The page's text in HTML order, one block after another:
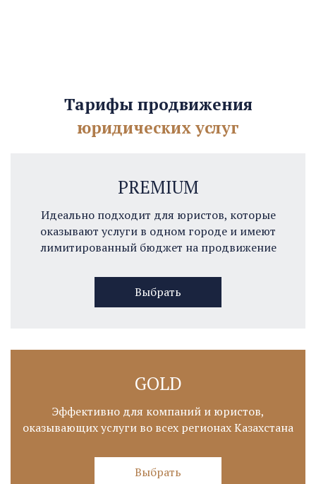
Тарифы продвижения
юридических услуг
PREMIUM
Идеально подходит для юристов, которые
оказывают услуги в одном городе и имеют
лимитированный бюджет на продвижение
Выбрать
GOLD
Эффективно для компаний и юристов,
оказывающих услуги во всех регионах Казахстана
Выбрать